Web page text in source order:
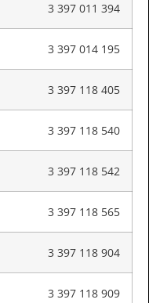
3 397 011 394
3 397 014 195
3 397 118 405
3 397 118 540
3 397 118 542
3 397 118 565
3 397 118 904
3 397 118 909